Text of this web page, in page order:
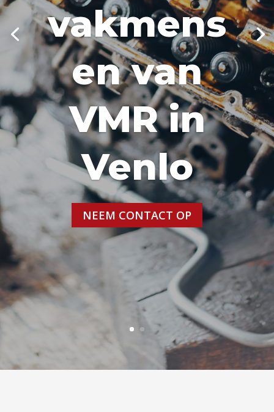
vakmens
en van
VMR in
Venlo
NEEM CONTACT OP